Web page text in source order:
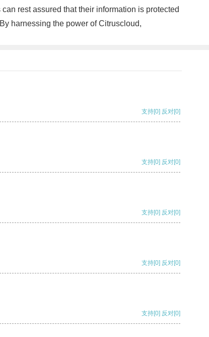
rest assured that their information is protected
harnessing the power of Citruscloud,
支持[0] 反对[0]
支持[0] 反对[0]
支持[0] 反对[0]
支持[0] 反对[0]
支持[0] 反对[0]